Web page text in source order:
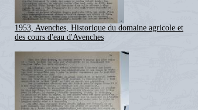
1953, Avenches, Historique du domaine agricole et
des cours d'eau d'Avenches